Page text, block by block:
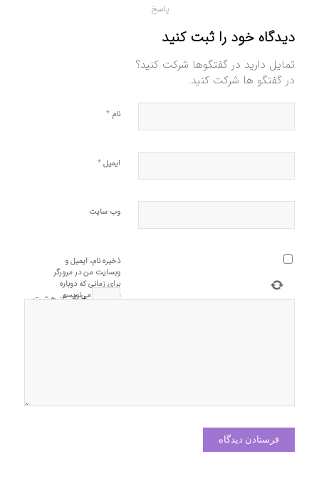
پاسخ
دیدگاه خود را ثبت کنید
تمایل دارید در گفتگوها شرکت کنید؟
در گفتگو ها شرکت کنید.
نام *
ایمیل*
وب‌ سایت
ذخیره نام، ایمیل و
وبسایت من در مرورگر
برای زمانی که دوباره
دیدگاهی می‌نویسم.
+
4
=هشت